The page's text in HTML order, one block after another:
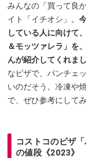
みんなの「買って良
イト「イチオシ」。
している人に向けて
＆モッツァレラ」を
んが紹介してくれまし
なピザで、パンチェ
いのだそう。冷凍や
で、ぜひ参考にして
コストコのピザ
の値段《2023》